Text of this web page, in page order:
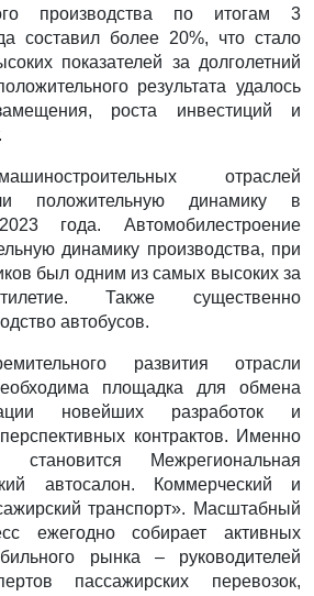
производства по итогам 3
составил более 20%, что стало
показателей за долголетний
результата удалось
роста инвестиций и
отраслей
положительную динамику в
года. Автомобилестроение
динамику производства, при
был одним из самых высоких за
Также существенно
автобусов.
развития отрасли
площадка для обмена
новейших разработок и
контрактов. Именно
становится Межрегиональная
автосалон. Коммерческий и
транспорт». Масштабный
ежегодно собирает активных
рынка – руководителей
пассажирских перевозок,